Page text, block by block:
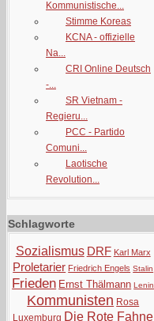
Kommunistische...
Stimme Koreas
KCNA - offizielle
Na...
CRI Online Deutsch
-...
SR Vietnam -
Regieru...
PCC - Partido
Comuni...
Laotische
Revolution...
Schlagworte
Sozialismus DRF Karl Marx
Proletarier Friedrich Engels Stalin
Frieden Ernst Thälmann Lenin
Kommunisten Rosa
Luxemburg Die Rote Fahne